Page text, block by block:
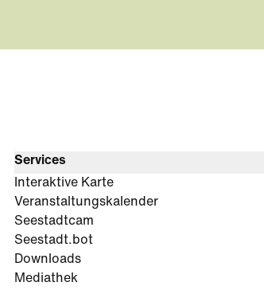
Services
Interaktive Karte
Veranstaltungskalender
Seestadtcam
Seestadt.bot
Downloads
Mediathek